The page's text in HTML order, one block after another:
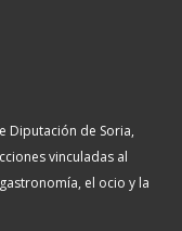
Diputación de Soria,
vinculadas al
el ocio y la